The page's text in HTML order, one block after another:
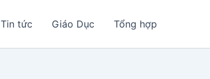
Tin tức Giáo Dục Tổng hợp